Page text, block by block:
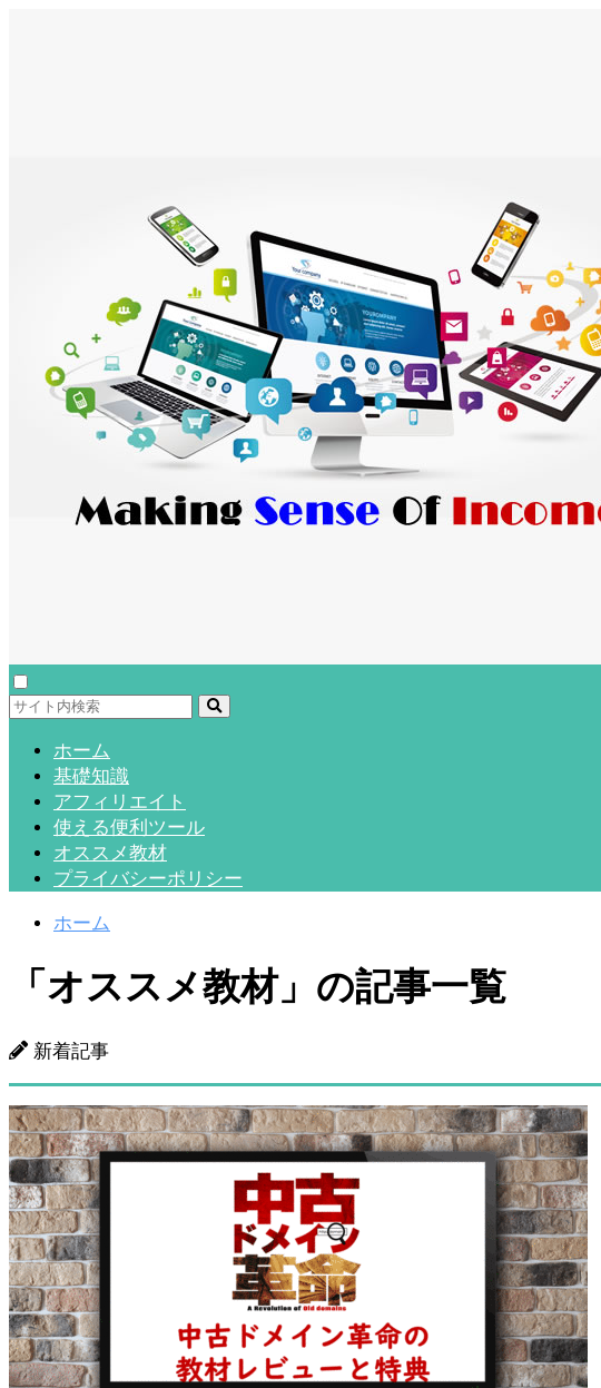
ホーム
基礎知識
アフィリエイト
使える便利ツール
オススメ教材
プライバシーポリシー
ホーム
「オススメ教材」の記事一覧
新着記事